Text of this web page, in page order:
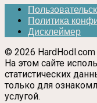
Политика
Дисклеймер
© 2026 HardHodl.com
На этом сайте
статистических
только для
услугой.